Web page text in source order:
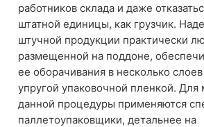
работников склада и даже
штатной единицы, как грузчик.
штучной продукции практически
размещенной на поддоне,
ее оборачивания в несколько
упругой упаковочной пленкой. Для
данной процедуры применяются
паллетоупаковщики, детальнее на